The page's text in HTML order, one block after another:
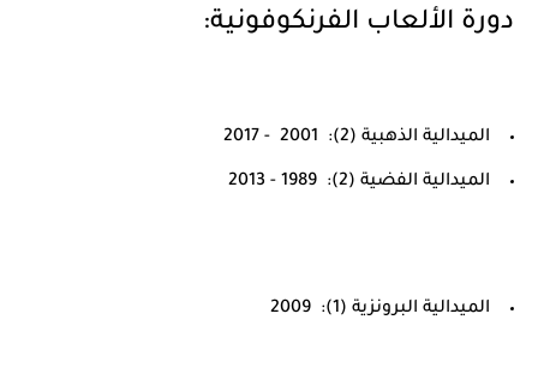
دورة الألعاب الفرنكوفونية:
الميدالية الذهبية (2): 2001 - 2017
الميدالية الفضية (2): 1989 - 2013
الميدالية البرونزية (1): 2009